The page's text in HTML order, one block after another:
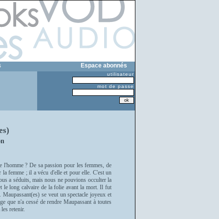
Espace abonnés
utilisateur
mot de passe
? De sa passion pour les femmes, de
la femme ; il a vécu d'elle et pour elle. C'est un
a séduits, mais nous ne pouvions occulter la
le long calvaire de la folie avant la mort. Il fut
se veut un spectacle joyeux et
que n'a cessé de rendre Maupassant à toutes
retenir.